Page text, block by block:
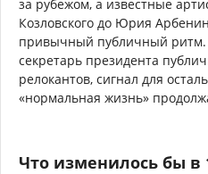
за рубежом, а известные
Козловского до Юрия
привычный публичный ритм.
секретарь президента
релокантов, сигнал для
«нормальная жизнь»
Что изменилось бы в